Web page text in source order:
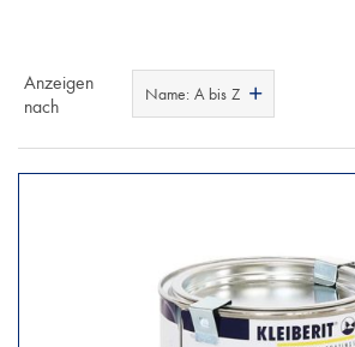
Anzeigen
nach
Name: A bis Z